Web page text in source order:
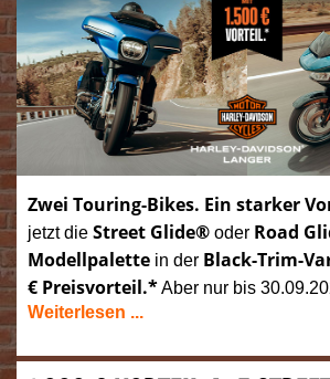
Zwei Touring-Bikes. Ein starker
jetzt die Street Glide® oder Road
Modellpalette in der Black-Trim-
€ Preisvorteil.*Aber nur bis
Weiterlesen ...